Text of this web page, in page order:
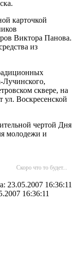
карточкой
Виктора Панова.
из
сквере, на
Воскресенской
чертой Дня
молодежи и
Скоро что то будет...
23.05.2007 16:36:11
16:36:11